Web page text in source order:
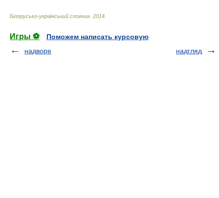
Білорусько-український словник. 2014
Игры ⚽
Поможем написать курсовую
надворе
надгляд